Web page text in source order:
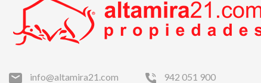
info@altamira21.com 942 051 900